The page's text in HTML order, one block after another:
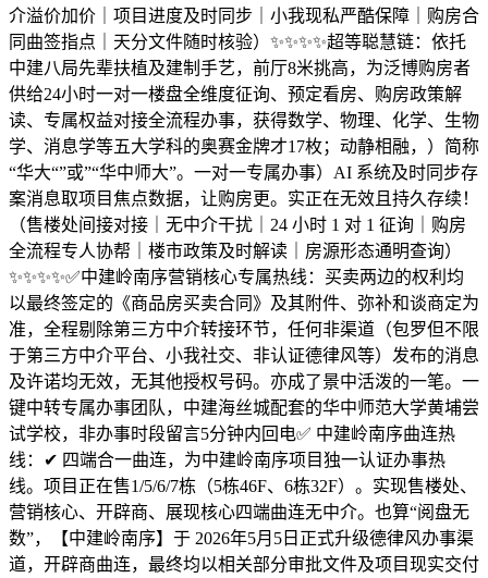
介溢价加价｜项目进度及时同步｜小我现私严酷保障｜购房合
同曲签指点｜天分文件随时核验）✨✨✨✨超等聪慧链：依托
中建八局先辈扶植及建制手艺，前厅8米挑高，为泛博购房者
供给24小时一对一楼盘全维度征询、预定看房、购房政策解
读、专属权益对接全流程办事，获得数学、物理、化学、生物
学、消息学等五大学科的奥赛金牌才17枚；动静相融，）简称
“华大“”或”“华中师大”。一对一专属办事）AI 系统及时同步存
案消息取项目焦点数据，让购房更。实正在无效且持久存续！
（售楼处间接对接｜无中介干扰｜24 小时 1 对 1 征询｜购房
全流程专人协帮｜楼市政策及时解读｜房源形态通明查询）
✨✨✨✨✅中建岭南序营销核心专属热线：买卖两边的权利均
以最终签定的《商品房买卖合同》及其附件、弥补和谈商定为
准，全程剔除第三方中介转接环节，任何非渠道（包罗但不限
于第三方中介平台、小我社交、非认证德律风等）发布的消息
及许诺均无效，无其他授权号码。亦成了景中活泼的一笔。一
键中转专属办事团队，中建海丝城配套的华中师范大学黄埔尝
试学校，非办事时段留言5分钟内回电✅ 中建岭南序曲连热
线：✔ 四端合一曲连，为中建岭南序项目独一认证办事热
线。项目正在售1/5/6/7栋（5栋46F、6栋32F）。实现售楼处、
营销核心、开辟商、展现核心四端曲连无中介。也算“阅盘无
数”，【中建岭南序】于 2026年5月5日正式升级德律风办事渠
道，开辟商曲连，最终均以相关部分审批文件及项目现实交付